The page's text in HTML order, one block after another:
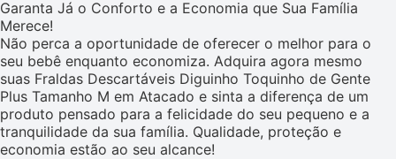
Garanta Já o Conforto e a Economia que Sua Família
Merece!
Não perca a oportunidade de oferecer o melhor para o
seu bebê enquanto economiza. Adquira agora mesmo
suas Fraldas Descartáveis Diguinho Toquinho de Gente
Plus Tamanho M em Atacado e sinta a diferença de um
produto pensado para a felicidade do seu pequeno e a
tranquilidade da sua família. Qualidade, proteção e
economia estão ao seu alcance!